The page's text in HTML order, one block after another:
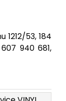
1212/53, 184
940 681,